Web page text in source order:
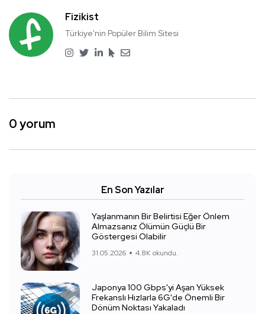
Fizikist
Türkiye'nin Popüler Bilim Sitesi
0 yorum
En Son Yazılar
Yaşlanmanın Bir Belirtisi Eğer Önlem
Almazsanız Ölümün Güçlü Bir
Göstergesi Olabilir
31.05.2026 4.8K okundu.
Japonya 100 Gbps'yi Aşan Yüksek
Frekanslı Hızlarla 6G'de Önemli Bir
Dönüm Noktası Yakaladı